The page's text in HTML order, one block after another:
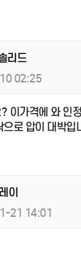
리드
02:25
이가격에 와 인
로 압이 대박입
이
21 14:01